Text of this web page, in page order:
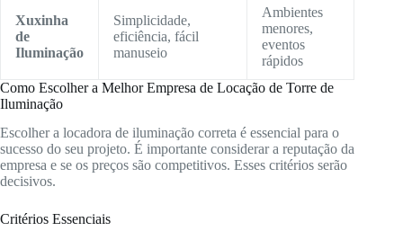
Xuxinha
de
Iluminação
Simplicidade,
eficiência, fácil
manuseio
Ambientes
menores,
eventos
rápidos
Como Escolher a Melhor Empresa de Locação de Torre de
Iluminação
Escolher a locadora de iluminação correta é essencial para o
sucesso do seu projeto. É importante considerar a reputação da
empresa e se os preços são competitivos. Esses critérios serão
decisivos.
Critérios Essenciais